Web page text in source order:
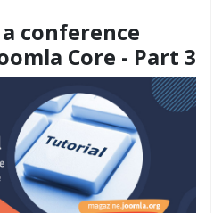
conference
Core - Part 3